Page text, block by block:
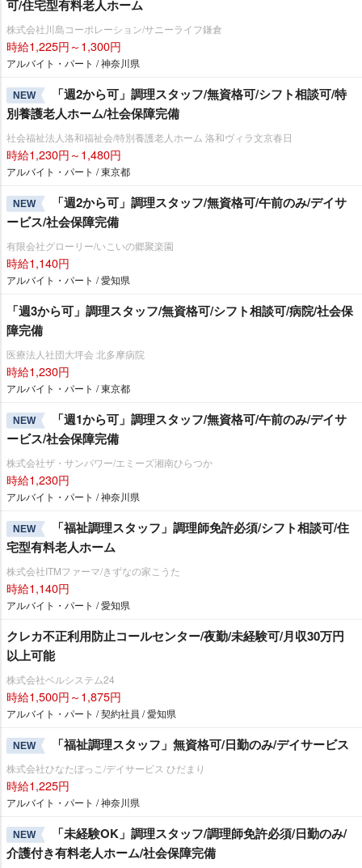
可/住宅型有料老人ホーム
株式会社川島コーポレーション/サニーライフ鎌倉
時給1,225円～1,300円
アルバイト・パート / 神奈川県
NEW
「週2から可」調理スタッフ/無資格可/シフト相談可/特
別養護老人ホーム/社会保障完備
社会福祉法人洛和福祉会/特別養護老人ホーム 洛和ヴィラ文京春日
時給1,230円～1,480円
アルバイト・パート / 東京都
NEW
「週2から可」調理スタッフ/無資格可/午前のみ/デイサ
ービス/社会保障完備
有限会社グローリー/いこいの郷聚楽園
時給1,140円
アルバイト・パート / 愛知県
「週3から可」調理スタッフ/無資格可/シフト相談可/病院/社会保
障完備
医療法人社団大坪会 北多摩病院
時給1,230円
アルバイト・パート / 東京都
NEW
「週1から可」調理スタッフ/無資格可/午前のみ/デイサ
ービス/社会保障完備
株式会社ザ・サンパワー/エミーズ湘南ひらつか
時給1,230円
アルバイト・パート / 神奈川県
NEW
「福祉調理スタッフ」調理師免許必須/シフト相談可/住
宅型有料老人ホーム
株式会社ITMファーマ/きずなの家こうた
時給1,140円
アルバイト・パート / 愛知県
クレカ不正利用防止コールセンター/夜勤/未経験可/月収30万円
以上可能
株式会社ベルシステム24
時給1,500円～1,875円
アルバイト・パート / 契約社員 / 愛知県
NEW 「福祉調理スタッフ」無資格可/日勤のみ/デイサービス
株式会社ひなたぼっこ/デイサービス ひだまり
時給1,225円
アルバイト・パート / 神奈川県
NEW
「未経験OK」調理スタッフ/調理師免許必須/日勤のみ/
介護付き有料老人ホーム/社会保障完備